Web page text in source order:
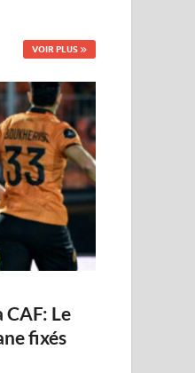
VOIR PLUS
CAF: Le
fixés